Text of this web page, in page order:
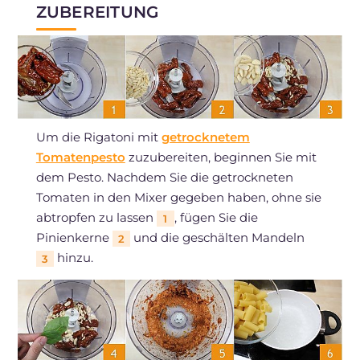
ZUBEREITUNG
Um die Rigatoni mit getrocknetem
Tomatenpesto zuzubereiten, beginnen Sie mit
dem Pesto. Nachdem Sie die getrockneten
Tomaten in den Mixer gegeben haben, ohne sie
abtropfen zu lassen
1
, fügen Sie die
Pinienkerne
2 und die geschälten Mandeln
3 hinzu.